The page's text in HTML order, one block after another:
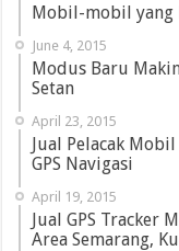
Mobil-mobil yang
June 4, 2015
Modus Baru
Setan
April 23, 2015
Jual Pelacak
GPS Navigasi
April 19, 2015
Jual GPS Tracker
Area Semarang,